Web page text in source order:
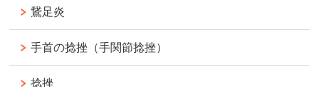
鵞足炎
手首の捻挫（手関節捻挫）
捻挫